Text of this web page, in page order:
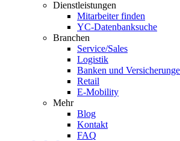
Dienstleistungen
Mitarbeiter finden
YC-Datenbanksuche
Branchen
Service/Sales
Logistik
Banken und
Retail
E-Mobility
Mehr
Blog
Kontakt
FAQ